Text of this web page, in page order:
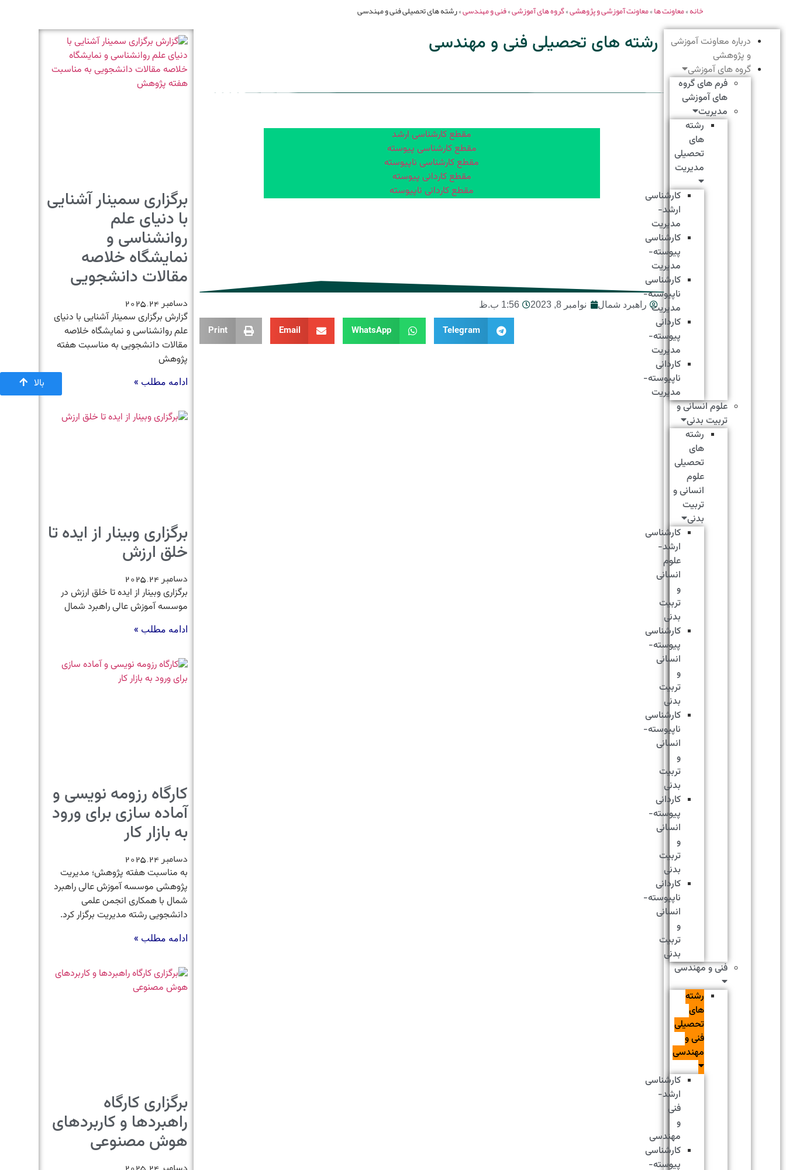
خانه»معاونت ها»معاونت آموزشی و پژوهشی»گروه های آموزشی»فنی و مهندسی»رشته های تحصیلی فنی و مهندسی
درباره معاونت آموزشی
و پژوهشی
گروه های آموزشی
فرم های گروه
های آموزشی
مدیریت
رشته
های
تحصیلی
مدیریت
کارشناسی
ارشد-
مدیریت
کارشناسی
پیوسته-
مدیریت
کارشناسی
ناپیوسته-
مدیریت
کاردانی
پیوسته-
مدیریت
کاردانی
ناپیوسته-
مدیریت
علوم انسانی و
تربیت بدنی
رشته
های
تحصیلی
علوم
انسانی و
تربیت
بدنی
کارشناسی
ارشد-
علوم
انسانی
و
تربیت
بدنی
کارشناسی
پیوسته-
انسانی
و
تربیت
بدنی
کارشناسی
ناپیوسته-
انسانی
و
تربیت
بدنی
کاردانی
پیوسته-
انسانی
و
تربیت
بدنی
کاردانی
ناپیوسته-
انسانی
و
تربیت
بدنی
فنی و مهندسی
رشته
های
تحصیلی
فنی و
مهندسی
کارشناسی
ارشد-
فنی
و
مهندسی
کارشناسی
پیوسته-
رشته های تحصیلی فنی و مهندسی
مقطع کارشناسی ارشد
مقطع کارشناسی پیوسته
مقطع کارشناسی ناپیوسته
مقطع کاردانی پیوسته
مقطع کاردانی ناپیوسته
راهبرد شمال نوامبر 8, 2023 1:56 ب.ظ
Telegram
WhatsApp
Email
Print
برگزاری سمینار آشنایی
با دنیای علم
روانشناسی و
نمایشگاه خلاصه
مقالات دانشجویی
دسامبر 24, 2025
گزارش برگزاری سمینار آشنایی با دنیای
علم روانشناسی و نمایشگاه خلاصه
مقالات دانشجویی به مناسبت هفته
پژوهش
ادامه مطلب »
برگزاری وبینار از ایده تا
خلق ارزش
دسامبر 24, 2025
برگزاری وبینار از ایده تا خلق ارزش در
موسسه آموزش عالی راهبرد شمال
ادامه مطلب »
کارگاه رزومه نویسی و
آماده سازی برای ورود
به بازار کار
دسامبر 24, 2025
به مناسبت هفته پژوهش؛ مدیریت
پژوهشی موسسه آموزش عالی راهبرد
شمال با همکاری انجمن علمی
دانشجویی رشته مدیریت برگزار کرد.
ادامه مطلب »
برگزاری کارگاه
راهبردها و کاربردهای
هوش مصنوعی
بالا